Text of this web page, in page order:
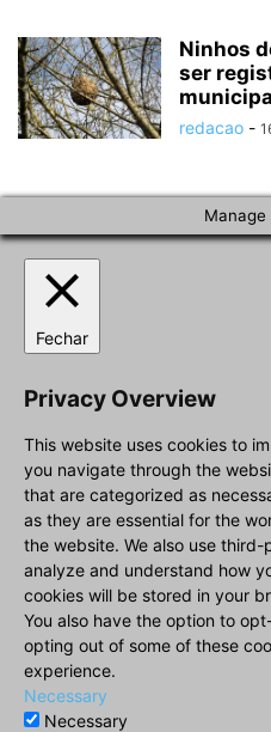
Ninhos
ser
redacao -
Manage
Fechar
Privacy Overview
This website uses cookies to
you navigate through the
that are categorized as
as they are essential for the
the website. We also use
analyze and understand how
cookies will be stored in your
You also have the option to
opting out of some of these
experience.
Necessary
Necessary